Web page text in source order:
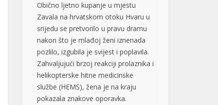
Obično ljetno kupanje u mjestu
Zavala na hrvatskom otoku Hvaru u
srijedu se pretvorilo u pravu dramu
nakon što je mlađoj ženi iznenada
pozlilo, izgubila je svijest i poplavila.
Zahvaljujući brzoj reakciji prolaznika i
helikopterske hitne medicinske
službe (HEMS), žena je na kraju
pokazala znakove oporavka.